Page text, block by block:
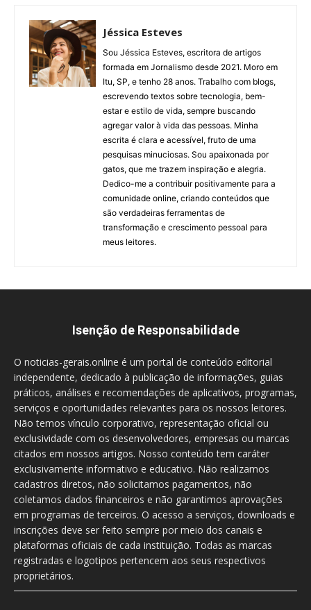
Jéssica Esteves
Sou Jéssica Esteves, escritora de artigos
formada em Jornalismo desde 2021. Moro em
Itu, SP, e tenho 28 anos. Trabalho com blogs,
escrevendo textos sobre tecnologia, bem-
estar e estilo de vida, sempre buscando
agregar valor à vida das pessoas. Minha
escrita é clara e acessível, fruto de uma
pesquisas minuciosas. Sou apaixonada por
gatos, que me trazem inspiração e alegria.
Dedico-me a contribuir positivamente para a
comunidade online, criando conteúdos que
são verdadeiras ferramentas de
transformação e crescimento pessoal para
meus leitores.
Isenção de Responsabilidade
O noticias-gerais.online é um portal de conteúdo editorial
independente, dedicado à publicação de informações, guias
práticos, análises e recomendações de aplicativos, programas,
serviços e oportunidades relevantes para os nossos leitores.
Não temos vínculo corporativo, representação oficial ou
exclusividade com os desenvolvedores, empresas ou marcas
citados em nossos artigos. Nosso conteúdo tem caráter
exclusivamente informativo e educativo. Não realizamos
cadastros diretos, não solicitamos pagamentos, não
coletamos dados financeiros e não garantimos aprovações
em programas de terceiros. O acesso a serviços, downloads e
inscrições deve ser feito sempre por meio dos canais e
plataformas oficiais de cada instituição. Todas as marcas
registradas e logotipos pertencem aos seus respectivos
proprietários.